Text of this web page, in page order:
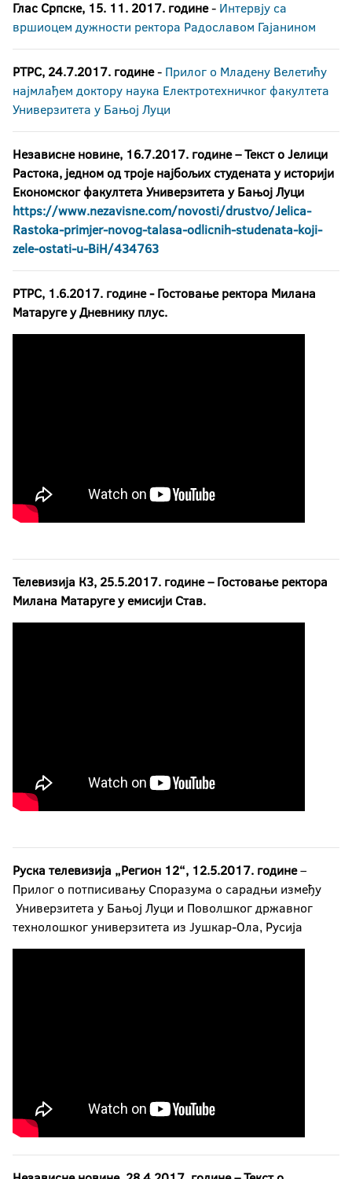
Глас Српске, 15. 11. 2017. године- Интервју са
вршиоцем дужности ректора Радославом Гајанином
РТРС, 24.7.2017. године- Прилог о Младену Велетићу
најмлађем доктору наука Електротехничког факултета
Универзитета у Бањој Луци
Независне новине, 16.7.2017. године – Текст о Јелици
Растока, једном од троје најбољих студената у историји
Економског факултета Универзитета у Бањој Луци
https://www.nezavisne.com/novosti/drustvo/Jelica-
Rastoka-primjer-novog-talasa-odlicnih-studenata-koji-
zele-ostati-u-BiH/434763
РТРС, 1.6.2017. године - Гостовање ректора Милана
Матаруге у Дневнику плус.
Телевизија К3, 25.5.2017. године – Гостовање ректора
Милана Матаруге у емисији Став.
Руска телевизија „Регион 12“, 12.5.2017. године–
Прилог о потписивању Споразума о сарадњи између
Универзитета у Бањој Луци и Поволшког државног
технолошког универзитета из Јушкар-Ола, Русија